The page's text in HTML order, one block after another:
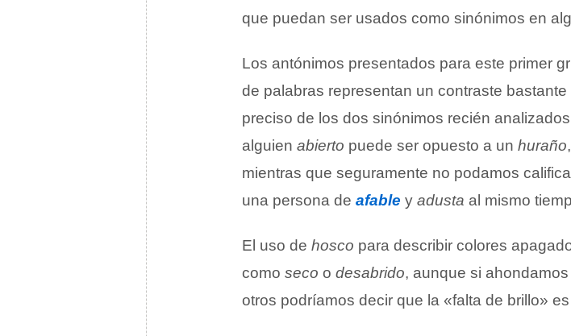
que puedan ser usados como sinónimos en
Los antónimos presentados para este primer
de palabras representan un contraste bastante
preciso de los dos sinónimos recién
alguien abierto puede ser opuesto a un huraño,
mientras que seguramente no podamos
una persona de afable y adusta al mismo
El uso de hosco para describir colores
como seco o desabrido, aunque si
otros podríamos decir que la «falta de brillo»